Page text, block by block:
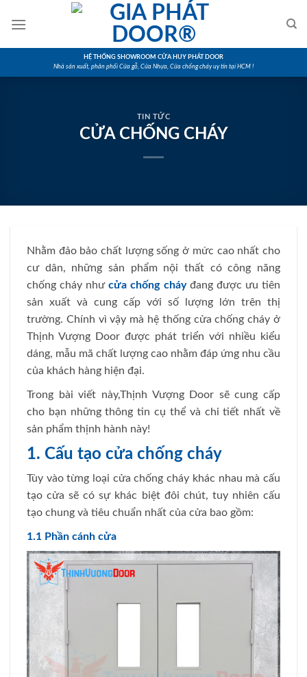
HỆ THỐNG SHOWROOM CỬA HUY PHÁT DOOR
Nhà sản xuất, phân phối Cửa gỗ, Cửa Nhựa, Cửa chống cháy uy tín tại HCM !
TIN TỨC
CỬA CHỐNG CHÁY
Nhằm đảo bảo chất lượng sống ở mức cao nhất cho
cư dân, những sản phẩm nội thất có công năng
chống cháy nhưcửa chống cháyđang được ưu tiên
sản xuất và cung cấp với số lượng lớn trên thị
trường. Chính vì vậy mà hệ thống cửa chống cháy ở
Thịnh Vượng Door được phát triển với nhiều kiểu
dáng, mẫu mã chất lượng cao nhằm đáp ứng nhu cầu
của khách hàng hiện đại.
Trong bài viết này,Thịnh Vượng Door sẽ cung cấp
cho bạn những thông tin cụ thể và chi tiết nhất về
sản phẩm thịnh hành này!
1. Cấu tạo cửa chống cháy
Tùy vào từng loại cửa chống cháy khác nhau mà cấu
tạo cửa sẽ có sự khác biệt đôi chút, tuy nhiên cấu
tạo chung và tiêu chuẩn nhất của cửa bao gồm:
1.1 Phần cánh cửa